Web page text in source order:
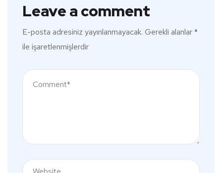
Leave a comment
E-posta adresiniz yayınlanmayacak. Gerekli alanlar*
ile işaretlenmişlerdir